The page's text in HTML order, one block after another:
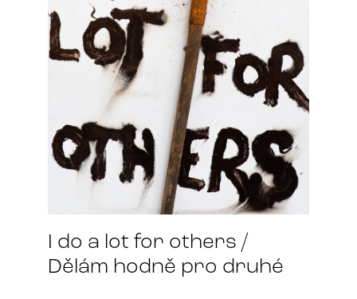
I do a lot for others /
Dělám hodně pro druhé